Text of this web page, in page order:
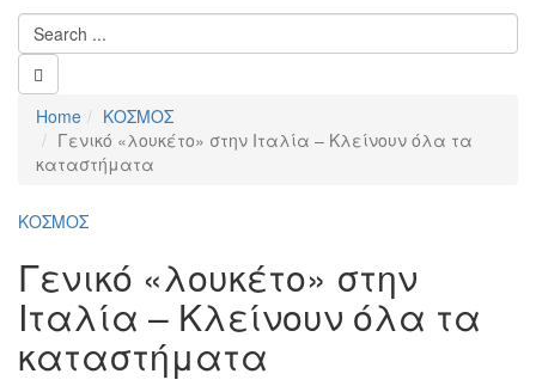
Home
ΚΟΣΜΟΣ
Γενικό «λουκέτο» στην Ιταλία – Κλείνουν όλα τα
καταστήματα
ΚΟΣΜΟΣ
Γενικό «λουκέτο» στην
Ιταλία – Κλείνουν όλα τα
καταστήματα